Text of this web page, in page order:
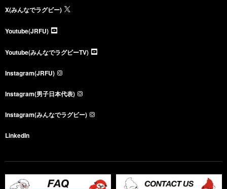
X(みんなでラグビー)
Youtube(JRFU)
Youtube(みんなでラグビーTV)
Instagram(JRFU)
Instagram(男子日本代表)
Instagram(みんなでラグビー)
LinkedIn